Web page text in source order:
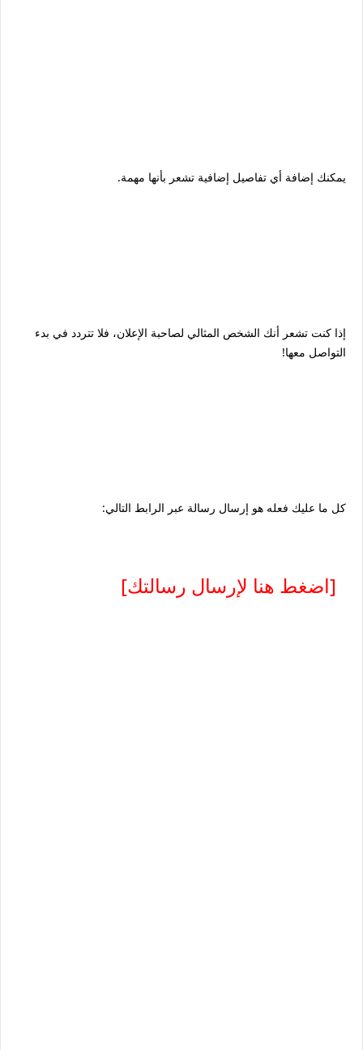
يمكنك إضافة أي تفاصيل إضافية تشعر بأنها مهمة.
إذا كنت تشعر أنك الشخص المثالي لصاحبة الإعلان، فلا تتردد في بدء
التواصل معها!
كل ما عليك فعله هو إرسال رسالة عبر الرابط التالي:
[اضغط هنا لإرسال رسالتك]